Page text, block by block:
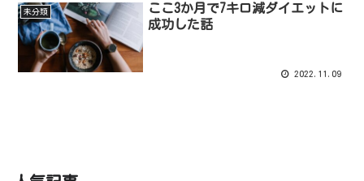
未分類
ここ3か月で7キロ減ダイエットに
成功した話
2022.11.09